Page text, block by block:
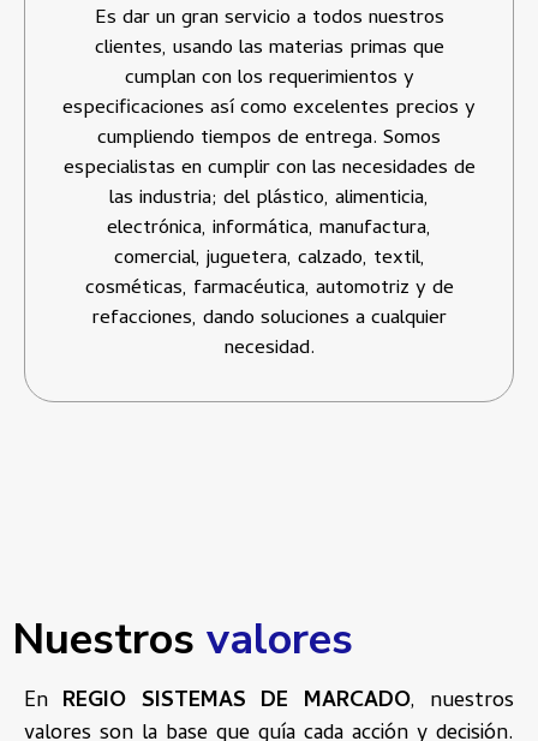
Es dar un gran servicio a todos nuestros
clientes, usando las materias primas que
cumplan con los requerimientos y
especificaciones así como excelentes precios y
cumpliendo tiempos de entrega. Somos
especialistas en cumplir con las necesidades de
las industria; del plástico, alimenticia,
electrónica, informática, manufactura,
comercial, juguetera, calzado, textil,
cosméticas, farmacéutica, automotriz y de
refacciones, dando soluciones a cualquier
necesidad.
Nuestros valores
En REGIO SISTEMAS DE MARCADO, nuestros